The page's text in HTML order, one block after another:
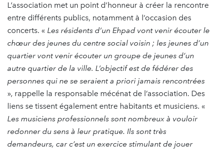
L’association met un point d’honneur à créer la rencontre
entre différents publics, notamment à l’occasion des
concerts. « Les résidents d’un Ehpad vont venir écouter le
chœur des jeunes du centre social voisin ; les jeunes d’un
quartier vont venir écouter un groupe de jeunes d’un
autre quartier de la ville. L’objectif est de fédérer des
personnes qui ne se seraient a priori jamais rencontrées
», rappelle la responsable mécénat de l’association. Des
liens se tissent également entre habitants et musiciens. «
Les musiciens professionnels sont nombreux à vouloir
redonner du sens à leur pratique. Ils sont très
demandeurs, car c’est un exercice stimulant de jouer